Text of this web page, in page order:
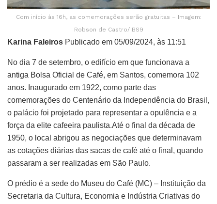
Com início às 16h, as comemorações serão gratuitas – Imagem:
Robson de Castro/ BS9
Karina Faleiros Publicado em 05/09/2024, às 11:51
No dia 7 de setembro, o edifício em que funcionava a
antiga Bolsa Oficial de Café, em Santos, comemora 102
anos. Inaugurado em 1922, como parte das
comemorações do Centenário da Independência do Brasil,
o palácio foi projetado para representar a opulência e a
força da elite cafeeira paulista.Até o final da década de
1950, o local abrigou as negociações que determinavam
as cotações diárias das sacas de café até o final, quando
passaram a ser realizadas em São Paulo.
O prédio é a sede do Museu do Café (MC) – Instituição da
Secretaria da Cultura, Economia e Indústria Criativas do